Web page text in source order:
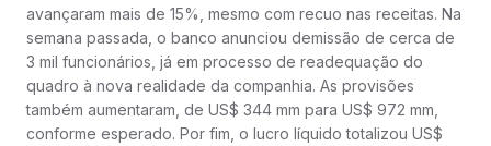
avançaram mais de 15%, mesmo com recuo nas receitas. Na
semana passada, o banco anunciou demissão de cerca de
3 mil funcionários, já em processo de readequação do
quadro à nova realidade da companhia. As provisões
também aumentaram, de US$ 344 mm para US$ 972 mm,
conforme esperado. Por fim, o lucro líquido totalizou US$